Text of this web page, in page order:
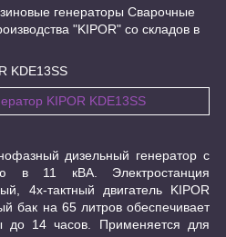
генераторы Сварочные
"KIPOR" со складов в
KDE13SS
дизельный генератор с
в 11 кВА. Электростанция
4х-тактный двигатель KIPOR
бак на 65 литров обеспечивает
до 14 часов. Применяется для